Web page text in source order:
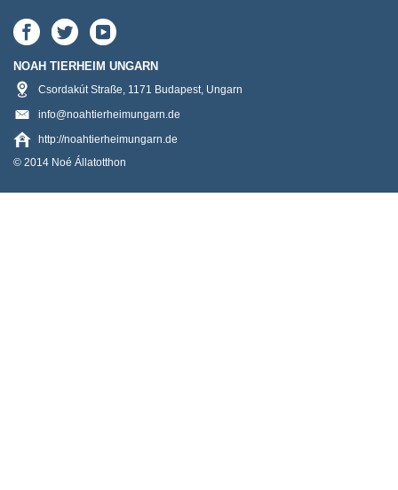
NOAH TIERHEIM UNGARN
Csordakút Straße, 1171 Budapest, Ungarn
info@noahtierheimungarn.de
http://noahtierheimungarn.de
© 2014 Noé Állatotthon